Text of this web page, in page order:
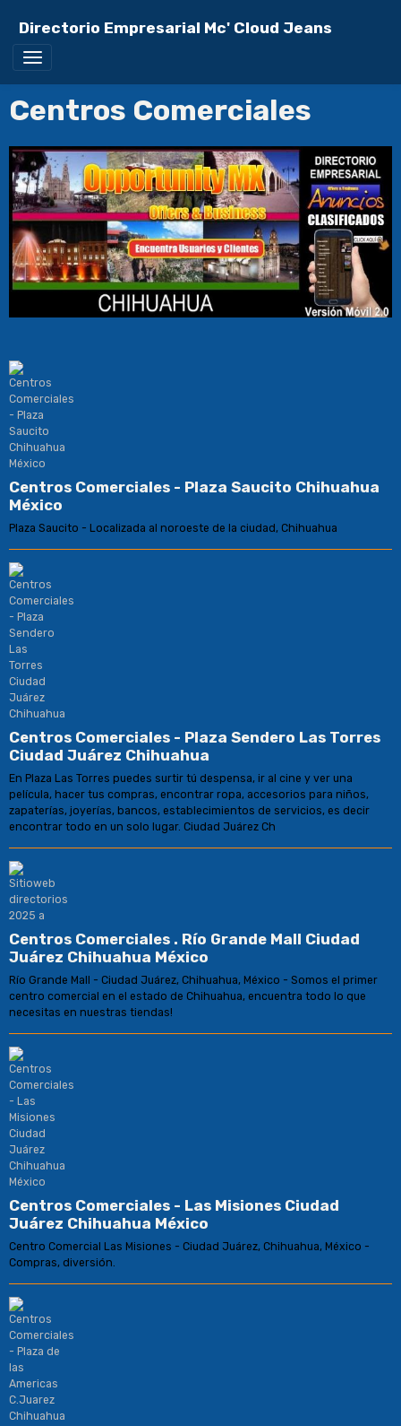
Directorio Empresarial Mc' Cloud Jeans
Centros Comerciales
Centros Comerciales - Plaza Saucito Chihuahua
México
Plaza Saucito - Localizada al noroeste de la ciudad, Chihuahua
Centros Comerciales - Plaza Sendero Las Torres
Ciudad Juárez Chihuahua
En Plaza Las Torres puedes surtir tú despensa, ir al cine y ver una
película, hacer tus compras, encontrar ropa, accesorios para niños,
zapaterías, joyerías, bancos, establecimientos de servicios, es decir
encontrar todo en un solo lugar. Ciudad Juárez Ch
Centros Comerciales . Río Grande Mall Ciudad
Juárez Chihuahua México
Río Grande Mall - Ciudad Juárez, Chihuahua, México - Somos el primer
centro comercial en el estado de Chihuahua, encuentra todo lo que
necesitas en nuestras tiendas!
Centros Comerciales - Las Misiones Ciudad
Juárez Chihuahua México
Centro Comercial Las Misiones - Ciudad Juárez, Chihuahua, México -
Compras, diversión.